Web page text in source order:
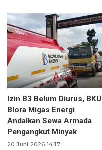
Izin B3 Belum Diurus, BKU
Blora Migas Energi
Andalkan Sewa Armada
Pengangkut Minyak
20 Juni 2026 14:17